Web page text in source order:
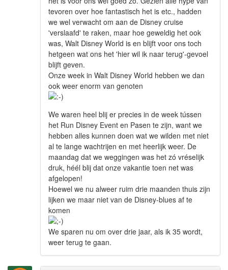
tevoren over hoe fantastisch het is etc., hadden
we wel verwacht om aan de Disney cruise
'verslaafd' te raken, maar hoe geweldig het ook
was, Walt Disney World is en blijft voor ons toch
hetgeen wat ons het 'hier wil ik naar terug'-gevoel
blijft geven.
Onze week in Walt Disney World hebben we dan
ook weer enorm van genoten
We waren heel blij er precies in de week tússen
het Run Disney Event en Pasen te zijn, want we
hebben alles kunnen doen wat we wilden met niet
al te lange wachtrijen en met heerlijk weer. De
maandag dat we weggingen was het zó vréselijk
druk, héél blij dat onze vakantie toen net was
afgelopen!
Hoewel we nu alweer ruim drie maanden thuis zijn
lijken we maar niet van de Disney-blues af te
komen
We sparen nu om over drie jaar, als ik 35 wordt,
weer terug te gaan.